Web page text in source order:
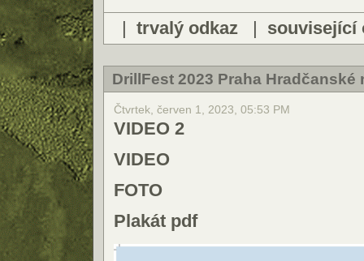
| trvalý odkaz | související
DrillFest 2023 Praha Hradčanské
Čtvrtek, červen 1, 2023, 05:53 PM
VIDEO 2
VIDEO
FOTO
Plakát pdf